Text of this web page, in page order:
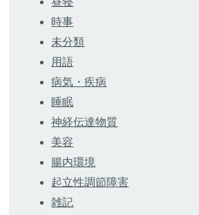
時事
未分類
用語
病気・疾病
睡眠
神経伝達物質
美容
腸内環境
起立性調節障害
雑記